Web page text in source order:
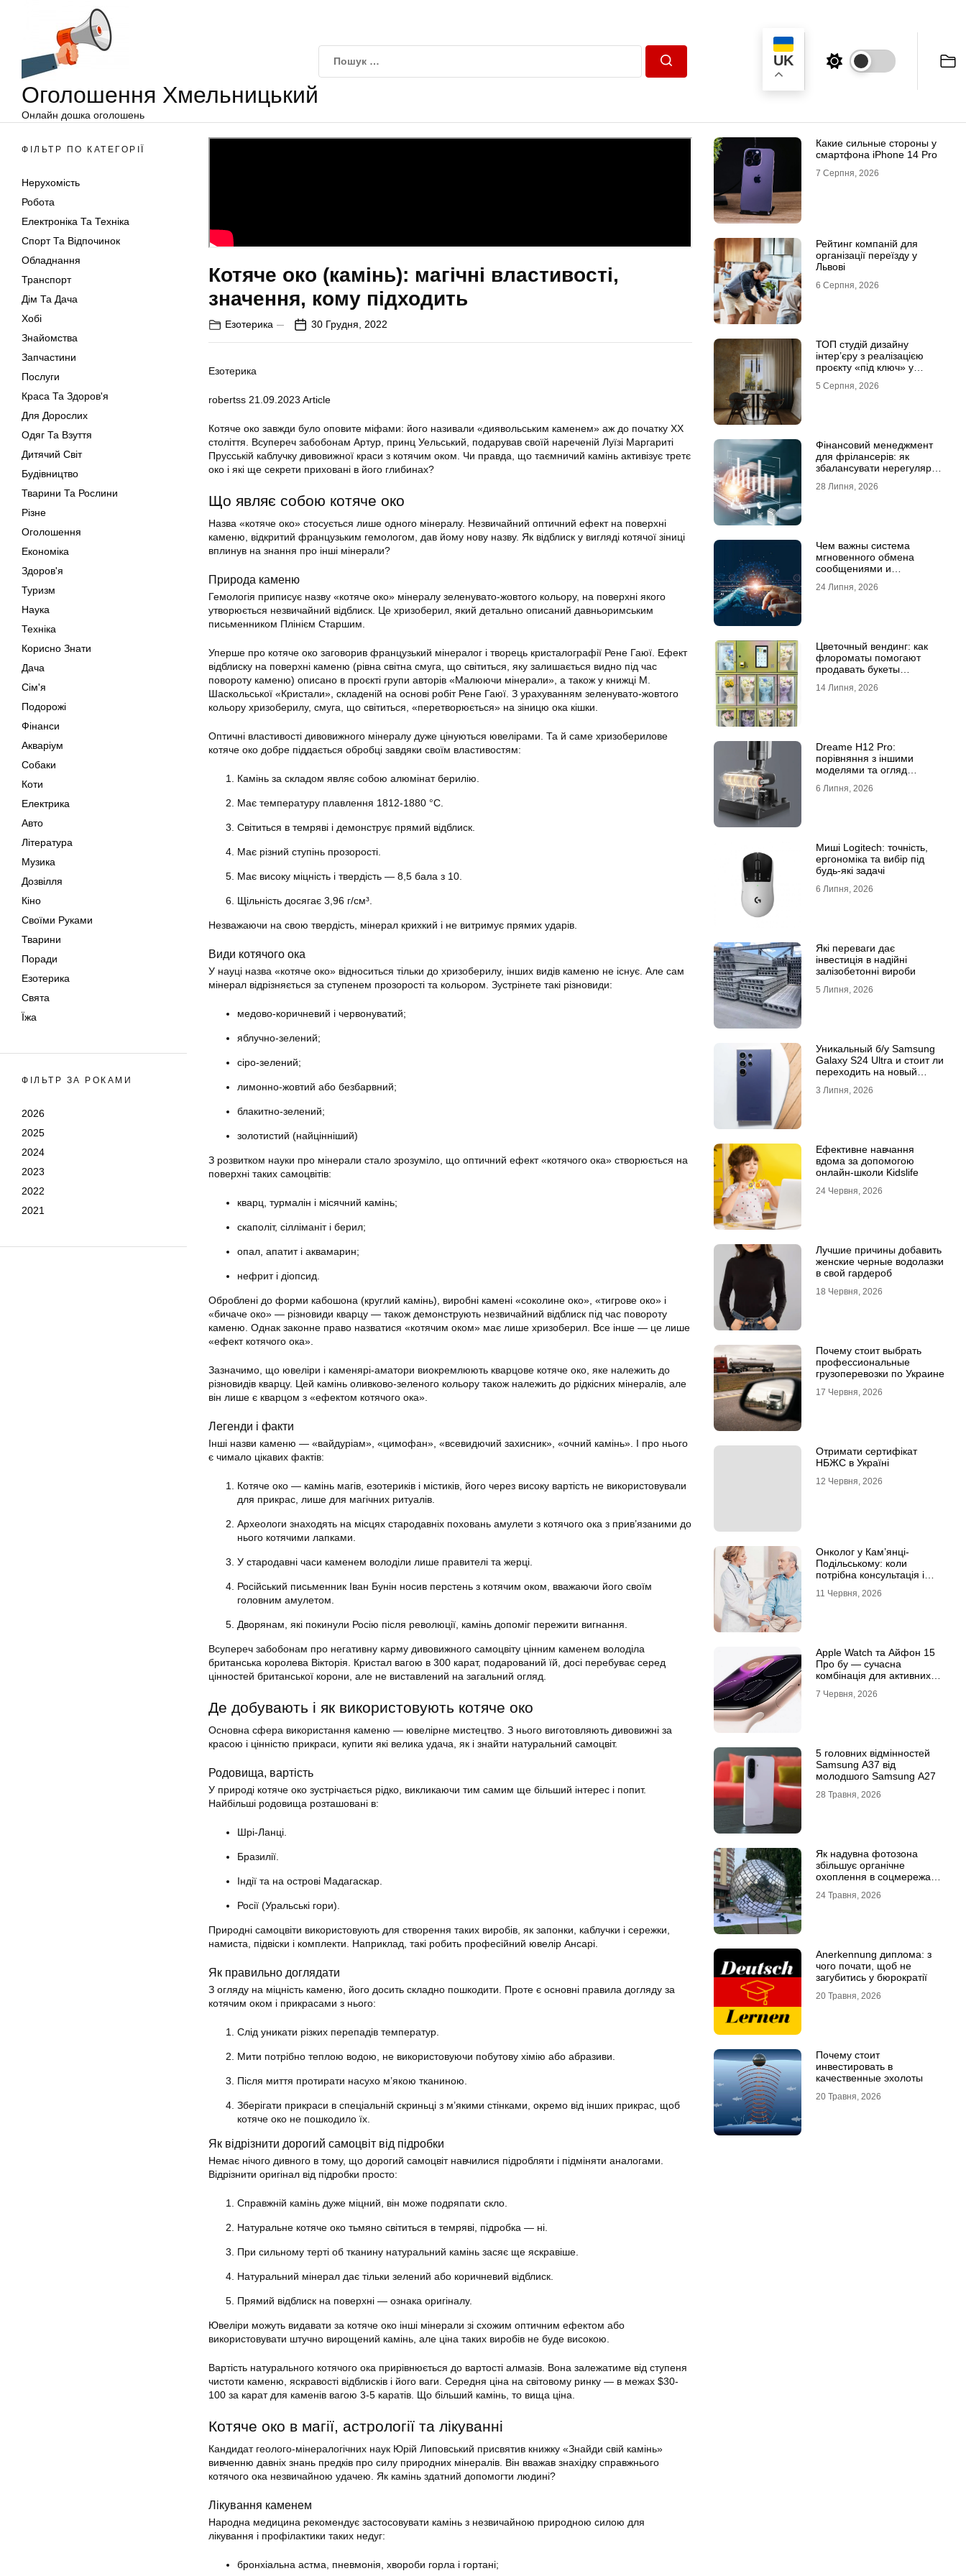
Оголошення Хмельницький
Онлайн дошка оголошень
UK
ФІЛЬТР ПО КАТЕГОРІЇ
Нерухомість
Робота
Електроніка Та Техніка
Спорт Та Відпочинок
Обладнання
Транспорт
Дім Та Дача
Хобі
Знайомства
Запчастини
Послуги
Краса Та Здоров'я
Для Дорослих
Одяг Та Взуття
Дитячий Світ
Будівництво
Тварини Та Рослини
Різне
Оголошення
Економіка
Здоров'я
Туризм
Наука
Техніка
Корисно Знати
Дача
Сім'я
Подорожі
Фінанси
Акваріум
Собаки
Коти
Електрика
Авто
Література
Музика
Дозвілля
Кіно
Своїми Руками
Тварини
Поради
Езотерика
Свята
Їжа
ФІЛЬТР ЗА РОКАМИ
2026
2025
2024
2023
2022
2021
Котяче око (камінь): магічні властивості,
значення, кому підходить
Езотерика 30 Грудня, 2022
Езотерика
robertss 21.09.2023 Article
Котяче око завжди було оповите міфами: його називали «диявольським каменем» аж до початку XX
століття. Всупереч забобонам Артур, принц Уельський, подарував своїй нареченій Луїзі Маргариті
Прусській каблучку дивовижної краси з котячим оком. Чи правда, що таємничий камінь активізує третє
око і які ще секрети приховані в його глибинах?
Що являє собою котяче око
Назва «котяче око» стосується лише одного мінералу. Незвичайний оптичний ефект на поверхні
каменю, відкритий французьким гемологом, дав йому нову назву. Як відблиск у вигляді котячої зіниці
вплинув на знання про інші мінерали?
Природа каменю
Гемологія приписує назву «котяче око» мінералу зеленувато-жовтого кольору, на поверхні якого
утворюється незвичайний відблиск. Це хризоберил, який детально описаний давньоримським
письменником Плінієм Старшим.
Уперше про котяче око заговорив французький мінералог і творець кристалографії Рене Гаюї. Ефект
відблиску на поверхні каменю (рівна світна смуга, що світиться, яку залишається видно під час
повороту каменю) описано в проєкті групи авторів «Малюючи мінерали», а також у книжці М.
Шаскольської «Кристали», складеній на основі робіт Рене Гаюї. З урахуванням зеленувато-жовтого
кольору хризоберилу, смуга, що світиться, «перетворюється» на зіницю ока кішки.
Оптичні властивості дивовижного мінералу дуже цінуються ювелірами. Та й саме хризоберилове
котяче око добре піддається обробці завдяки своїм властивостям:
Камінь за складом являє собою алюмінат берилію.
Має температуру плавлення 1812-1880 °С.
Світиться в темряві і демонструє прямий відблиск.
Має різний ступінь прозорості.
Має високу міцність і твердість — 8,5 бала з 10.
Щільність досягає 3,96 г/см³.
Незважаючи на свою твердість, мінерал крихкий і не витримує прямих ударів.
Види котячого ока
У науці назва «котяче око» відноситься тільки до хризоберилу, інших видів каменю не існує. Але сам
мінерал відрізняється за ступенем прозорості та кольором. Зустрінете такі різновиди:
медово-коричневий і червонуватий;
яблучно-зелений;
сіро-зелений;
лимонно-жовтий або безбарвний;
блакитно-зелений;
золотистий (найцінніший)
З розвитком науки про мінерали стало зрозуміло, що оптичний ефект «котячого ока» створюється на
поверхні таких самоцвітів:
кварц, турмалін і місячний камінь;
скаполіт, сілліманіт і берил;
опал, апатит і аквамарин;
нефрит і діопсид.
Оброблені до форми кабошона (круглий камінь), виробні камені «соколине око», «тигрове око» і
«бичаче око» — різновиди кварцу — також демонструють незвичайний відблиск під час повороту
каменю. Однак законне право назватися «котячим оком» має лише хризоберил. Все інше — це лише
«ефект котячого ока».
Зазначимо, що ювеліри і каменярі-аматори виокремлюють кварцове котяче око, яке належить до
різновидів кварцу. Цей камінь оливково-зеленого кольору також належить до рідкісних мінералів, але
він лише є кварцом з «ефектом котячого ока».
Легенди і факти
Інші назви каменю — «вайдуріам», «цимофан», «всевидючий захисник», «очний камінь». І про нього
є чимало цікавих фактів:
Котяче око — камінь магів, езотериків і містиків, його через високу вартість не використовували
для прикрас, лише для магічних ритуалів.
Археологи знаходять на місцях стародавніх поховань амулети з котячого ока з прив’язаними до
нього котячими лапками.
У стародавні часи каменем володіли лише правителі та жерці.
Російський письменник Іван Бунін носив перстень з котячим оком, вважаючи його своїм
головним амулетом.
Дворянам, які покинули Росію після революції, камінь допоміг пережити вигнання.
Всупереч забобонам про негативну карму дивовижного самоцвіту цінним каменем володіла
британська королева Вікторія. Кристал вагою в 300 карат, подарований їй, досі перебуває серед
цінностей британської корони, але не виставлений на загальний огляд.
Де добувають і як використовують котяче око
Основна сфера використання каменю — ювелірне мистецтво. З нього виготовляють дивовижні за
красою і цінністю прикраси, купити які велика удача, як і знайти натуральний самоцвіт.
Родовища, вартість
У природі котяче око зустрічається рідко, викликаючи тим самим ще більший інтерес і попит.
Найбільші родовища розташовані в:
Шрі-Ланці.
Бразилії.
Індії та на острові Мадагаскар.
Росії (Уральські гори).
Природні самоцвіти використовують для створення таких виробів, як запонки, каблучки і сережки,
намиста, підвіски і комплекти. Наприклад, такі робить професійний ювелір Ансарі.
Як правильно доглядати
З огляду на міцність каменю, його досить складно пошкодити. Проте є основні правила догляду за
котячим оком і прикрасами з нього:
Слід уникати різких перепадів температур.
Мити потрібно теплою водою, не використовуючи побутову хімію або абразиви.
Після миття протирати насухо м’якою тканиною.
Зберігати прикраси в спеціальній скриньці з м’якими стінками, окремо від інших прикрас, щоб
котяче око не пошкодило їх.
Як відрізнити дорогий самоцвіт від підробки
Немає нічого дивного в тому, що дорогий самоцвіт навчилися підробляти і підміняти аналогами.
Відрізнити оригінал від підробки просто:
Справжній камінь дуже міцний, він може подряпати скло.
Натуральне котяче око тьмяно світиться в темряві, підробка — ні.
При сильному терті об тканину натуральний камінь засяє ще яскравіше.
Натуральний мінерал дає тільки зелений або коричневий відблиск.
Прямий відблиск на поверхні — ознака оригіналу.
Ювеліри можуть видавати за котяче око інші мінерали зі схожим оптичним ефектом або
використовувати штучно вирощений камінь, але ціна таких виробів не буде високою.
Вартість натурального котячого ока прирівнюється до вартості алмазів. Вона залежатиме від ступеня
чистоти каменю, яскравості відблисків і його ваги. Середня ціна на світовому ринку — в межах $30-
100 за карат для каменів вагою 3-5 каратів. Що більший камінь, то вища ціна.
Котяче око в магії, астрології та лікуванні
Кандидат геолого-мінералогічних наук Юрій Липовський присвятив книжку «Знайди свій камінь»
вивченню давніх знань предків про силу природних мінералів. Він вважав знахідку справжнього
котячого ока незвичайною удачею. Як камінь здатний допомогти людині?
Лікування каменем
Народна медицина рекомендує застосовувати камінь з незвичайною природною силою для
лікування і профілактики таких недуг:
бронхіальна астма, пневмонія, хвороби горла і гортані;
Какие сильные стороны у
смартфона iPhone 14 Pro
7 Серпня, 2026
Рейтинг компаній для
організації переїзду у
Львові
6 Серпня, 2026
ТОП студій дизайну
інтер’єру з реалізацією
проєкту «під ключ» у
5 Серпня, 2026
Фінансовий менеджмент
для фрілансерів: як
збалансувати нерегулярні
28 Липня, 2026
Чем важны система
мгновенного обмена
сообщениями и
информации для бизнеса
24 Липня, 2026
Цветочный вендинг: как
флороматы помогают
продавать букеты
14 Липня, 2026
Dreame H12 Pro:
порівняння з іншими
моделями та огляд
6 Липня, 2026
Миші Logitech: точність,
ергономіка та вибір під
будь-які задачі
6 Липня, 2026
Які переваги дає
інвестиція в надійні
залізобетонні вироби
5 Липня, 2026
Уникальный б/у Samsung
Galaxy S24 Ultra и стоит ли
переходить на новый
3 Липня, 2026
Ефективне навчання
вдома за допомогою
онлайн-школи Kidslife
24 Червня, 2026
Лучшие причины добавить
женские черные водолазки
в свой гардероб
18 Червня, 2026
Почему стоит выбрать
профессиональные
грузоперевозки по Украине
17 Червня, 2026
Отримати сертифікат
НБЖС в Україні
12 Червня, 2026
Онколог у Кам’янці-
Подільському: коли
потрібна консультація і
обстеження?
11 Червня, 2026
Apple Watch та Айфон 15
Про бу — сучасна
комбінація для активних
7 Червня, 2026
5 головних відмінностей
Samsung A37 від
молодшого Samsung A27
28 Травня, 2026
Як надувна фотозона
збільшує органічне
охоплення в соцмережах:
контенту
24 Травня, 2026
Anerkennung диплома: з
чого почати, щоб не
загубитись у бюрократії
20 Травня, 2026
Почему стоит
инвестировать в
качественные эхолоты
20 Травня, 2026